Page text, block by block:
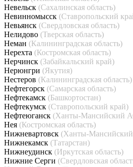
Невельск (Сахалинская область)
Невинномысск (Ставропольский
Невьянск (Свердловская область)
Нелидово (Тверская область)
Неман (Калининградская область)
Нерехта (Костромская область)
Нерчинск (Забайкальский край)
Нерюнгри (Якутия)
Нестеров (Калининградская область)
Нефтегорск (Самарская область)
Нефтекамск (Башкортостан)
Нефтекумск (Ставропольский край)
Нефтеюганск (Ханты-Мансийский
Нея (Костромская область)
Нижневартовск (Ханты-
Нижнекамск (Татарстан)
Нижнеудинск (Иркутская область)
Нижние Серги (Свердловская